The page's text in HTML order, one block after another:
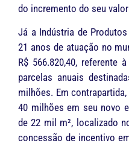
do incremento do seu
Já a Indústria de
21 anos de atuação no
R$ 566.820,40, referente
parcelas anuais
milhões. Em
40 milhões em seu novo
de 22 mil m², localizado
concessão de incentivo